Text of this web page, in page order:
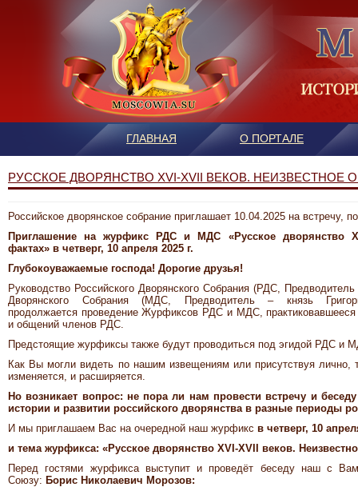
ГЛАВНАЯ О ПОРТАЛЕ
РУССКОЕ ДВОРЯНСТВО XVI-XVII ВЕКОВ. НЕИЗВЕСТНОЕ
Российское дворянское собрание приглашает 10.04.2025 на встречу,
Приглашение на журфикс РДС и МДС «Русское дворянство
фактах» в четверг, 10 апреля 2025 г.
Глубокоуважаемые господа! Дорогие друзья!
Руководство Российского Дворянского Собрания (РДС,
Дворянского Собрания (МДС, Предводитель – князь
продолжается проведение Журфиксов РДС и МДС,
и общений членов РДС.
Предстоящие журфиксы также будут проводиться под эгидой РДС и
Как Вы могли видеть по нашим извещениям или присутствуя
изменяется, и расширяется.
Но возникает вопрос: не пора ли нам провести встречу и
истории и развитии российского дворянства в разные периоды
И мы приглашаем Вас на очередной наш журфикс в четверг, 10
и тема журфикса: «Русское дворянство XVI-XVII веков.
Перед гостями журфикса выступит и проведёт беседу наш с
Союзу: Борис Николаевич Морозов: